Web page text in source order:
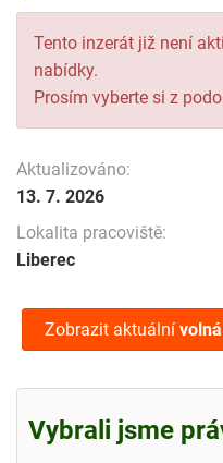
Tento inzerát již není
nabídky.
Prosím vyberte si z
Aktualizováno:
13. 7. 2026
Lokalita pracoviště:
Liberec
Zobrazit aktuální
Vybrali jsme